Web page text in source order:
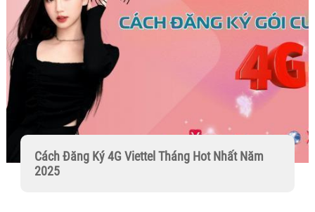
Cách Đăng Ký 4G Viettel Tháng Hot Nhất Năm
2025